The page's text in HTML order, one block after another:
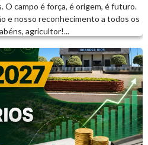
O campo é força, é origem, é futuro.
e nosso reconhecimento a todos os
agricultor!...